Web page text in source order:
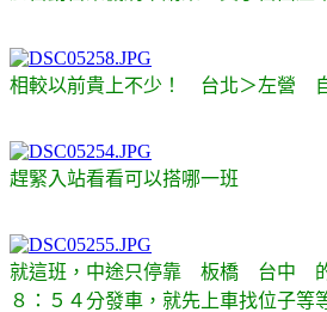
相較以前貴上不少！ 台北＞左營 自
趕緊入站看看可以搭哪一班
就這班，中途只停靠 板橋 台中 的
８：５４分發車，就先上車找位子等